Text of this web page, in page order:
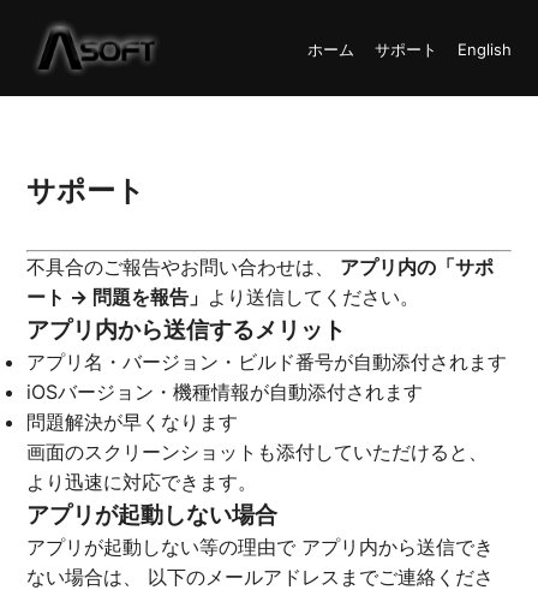
ホーム サポート English
サポート
不具合のご報告やお問い合わせは、 アプリ内の「サポ
ート → 問題を報告」 より送信してください。
アプリ内から送信するメリット
アプリ名・バージョン・ビルド番号が自動添付されます
iOSバージョン・機種情報が自動添付されます
問題解決が早くなります
画面のスクリーンショットも添付していただけると、
より迅速に対応できます。
アプリが起動しない場合
アプリが起動しない等の理由で アプリ内から送信でき
ない場合は、 以下のメールアドレスまでご連絡くださ